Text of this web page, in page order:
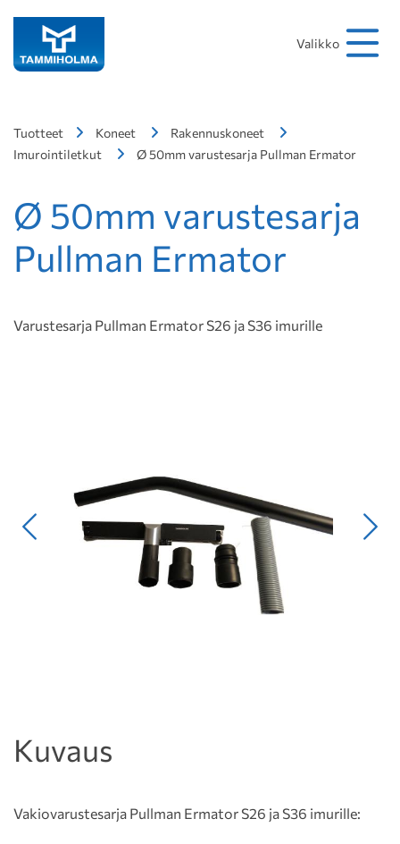
Valikko
Tuotteet Koneet
Rakennuskoneet
Imurointiletkut
Ø 50mm varustesarja Pullman Ermator
Ø 50mm varustesarja
Pullman Ermator
Varustesarja Pullman Ermator S26 ja S36 imurille
Edellinen
Kuvaus
Vakiovarustesarja Pullman Ermator S26 ja S36 imurille: